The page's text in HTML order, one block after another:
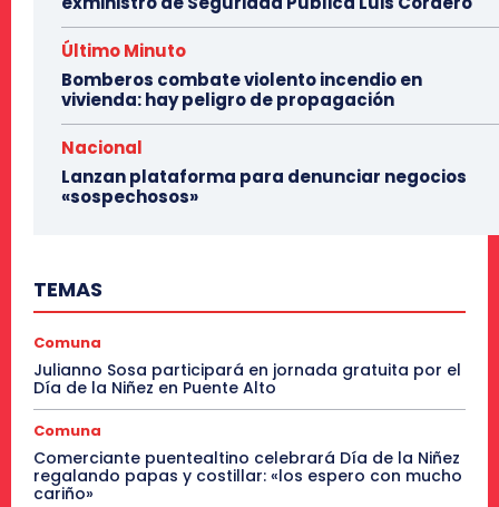
Último Minuto
Bomberos combate violento incendio en
vivienda: hay peligro de propagación
Nacional
Lanzan plataforma para denunciar negocios
«sospechosos»
TEMAS
Comuna
Julianno Sosa participará en jornada gratuita por el
Día de la Niñez en Puente Alto
Comuna
Comerciante puentealtino celebrará Día de la Niñez
regalando papas y costillar: «los espero con mucho
cariño»